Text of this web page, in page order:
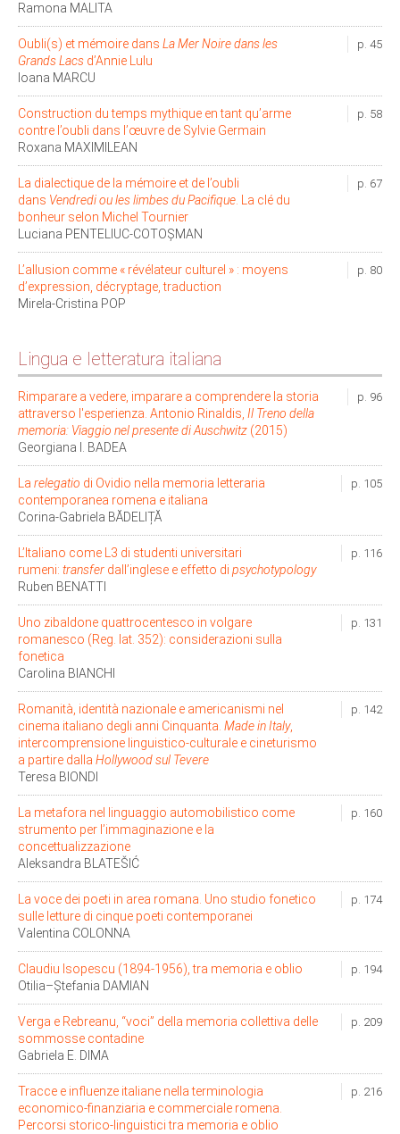
Ramona MALITA
p. 45
Oubli(s) et mémoire dans La Mer Noire dans les
Grands Lacs d’Annie Lulu
Ioana MARCU
p. 58
Construction du temps mythique en tant qu’arme
contre l’oubli dans l’œuvre de Sylvie Germain
Roxana MAXIMILEAN
p. 67
La dialectique de la mémoire et de l’oubli
dans Vendredi ou les limbes du Pacifique . La clé du
bonheur selon Michel Tournier
Luciana PENTELIUC-COTOŞMAN
p. 80
L’allusion comme « révélateur culturel » : moyens
d’expression, décryptage, traduction
Mirela-Cristina POP
Lingua e letteratura italiana
p. 96
Rimparare a vedere, imparare a comprendere la storia
attraverso l'esperienza. Antonio Rinaldis, Il Treno della
memoria: Viaggio nel presente di Auschwitz (2015)
Georgiana I. BADEA
p. 105
La relegatio di Ovidio nella memoria letteraria
contemporanea romena e italiana
Corina-Gabriela BĂDELIȚĂ
p. 116
L’Italiano come L3 di studenti universitari
rumeni: transfer dall’inglese e effetto di psychotypology
Ruben BENATTI
p. 131
Uno zibaldone quattrocentesco in volgare
romanesco (Reg. lat. 352): considerazioni sulla
fonetica
Carolina BIANCHI
p. 142
Romanità, identità nazionale e americanismi nel
cinema italiano degli anni Cinquanta. Made in Italy,
intercomprensione linguistico-culturale e cineturismo
a partire dalla Hollywood sul Tevere
Teresa BIONDI
p. 160
La metafora nel linguaggio automobilistico come
strumento per l’immaginazione e la
concettualizzazione
Aleksandra BLATEŠIĆ
p. 174
La voce dei poeti in area romana. Uno studio fonetico
sulle letture di cinque poeti contemporanei
Valentina COLONNA
p. 194
Claudiu Isopescu (1894-1956), tra memoria e oblio
Otilia–Ştefania DAMIAN
p. 209
Verga e Rebreanu, “voci” della memoria collettiva delle
sommosse contadine
Gabriela E. DIMA
p. 216
Tracce e influenze italiane nella terminologia
economico-finanziaria e commerciale romena.
Percorsi storico-linguistici tra memoria e oblio